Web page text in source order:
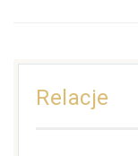
Relacje